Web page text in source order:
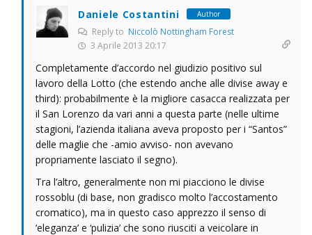
Daniele Costantini Author
Reply to Niccolò Nottingham Forest
3 Aprile 2013 20:17
Completamente d’accordo nel giudizio positivo sul
lavoro della Lotto (che estendo anche alle divise away e
third): probabilmente è la migliore casacca realizzata per
il San Lorenzo da vari anni a questa parte (nelle ultime
stagioni, l’azienda italiana aveva proposto per i “Santos”
delle maglie che -amio avviso- non avevano
propriamente lasciato il segno).
Tra l’altro, generalmente non mi piacciono le divise
rossoblu (di base, non gradisco molto l’accostamento
cromatico), ma in questo caso apprezzo il senso di
‘eleganza’ e ‘pulizia’ che sono riusciti a veicolare in